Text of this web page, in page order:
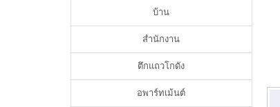
บ้าน
สำนักงาน
ตึกแถวโกดัง
อพาร์ทเม้นต์